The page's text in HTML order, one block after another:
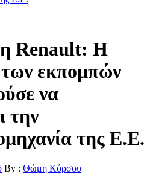
η Renault: H
εκπομπών
να
την
της Ε.Ε.
By : Θώμη Κόρσου